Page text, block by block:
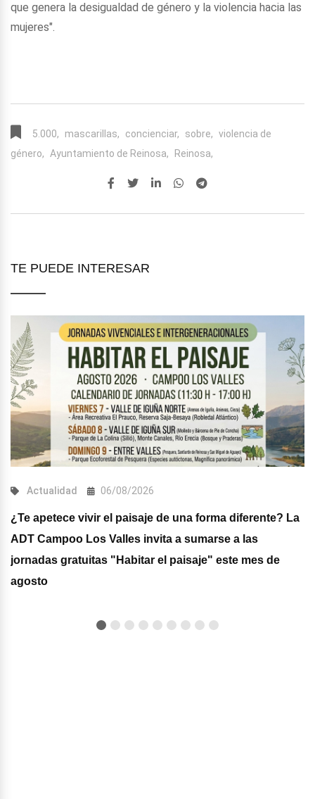
que genera la desigualdad de género y la violencia hacia las
mujeres".
5.000, mascarillas, concienciar, sobre, violencia de
género, Ayuntamiento de Reinosa, Reinosa,
TE PUEDE INTERESAR
Actualidad 06/08/2026
¿Te apetece vivir el paisaje de una forma diferente? La
ADT Campoo Los Valles invita a sumarse a las
jornadas gratuitas "Habitar el paisaje" este mes de
agosto